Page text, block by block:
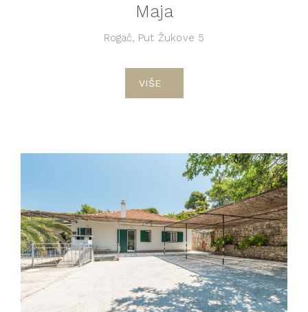
Maja
Rogač, Put Žukove 5
VIŠE